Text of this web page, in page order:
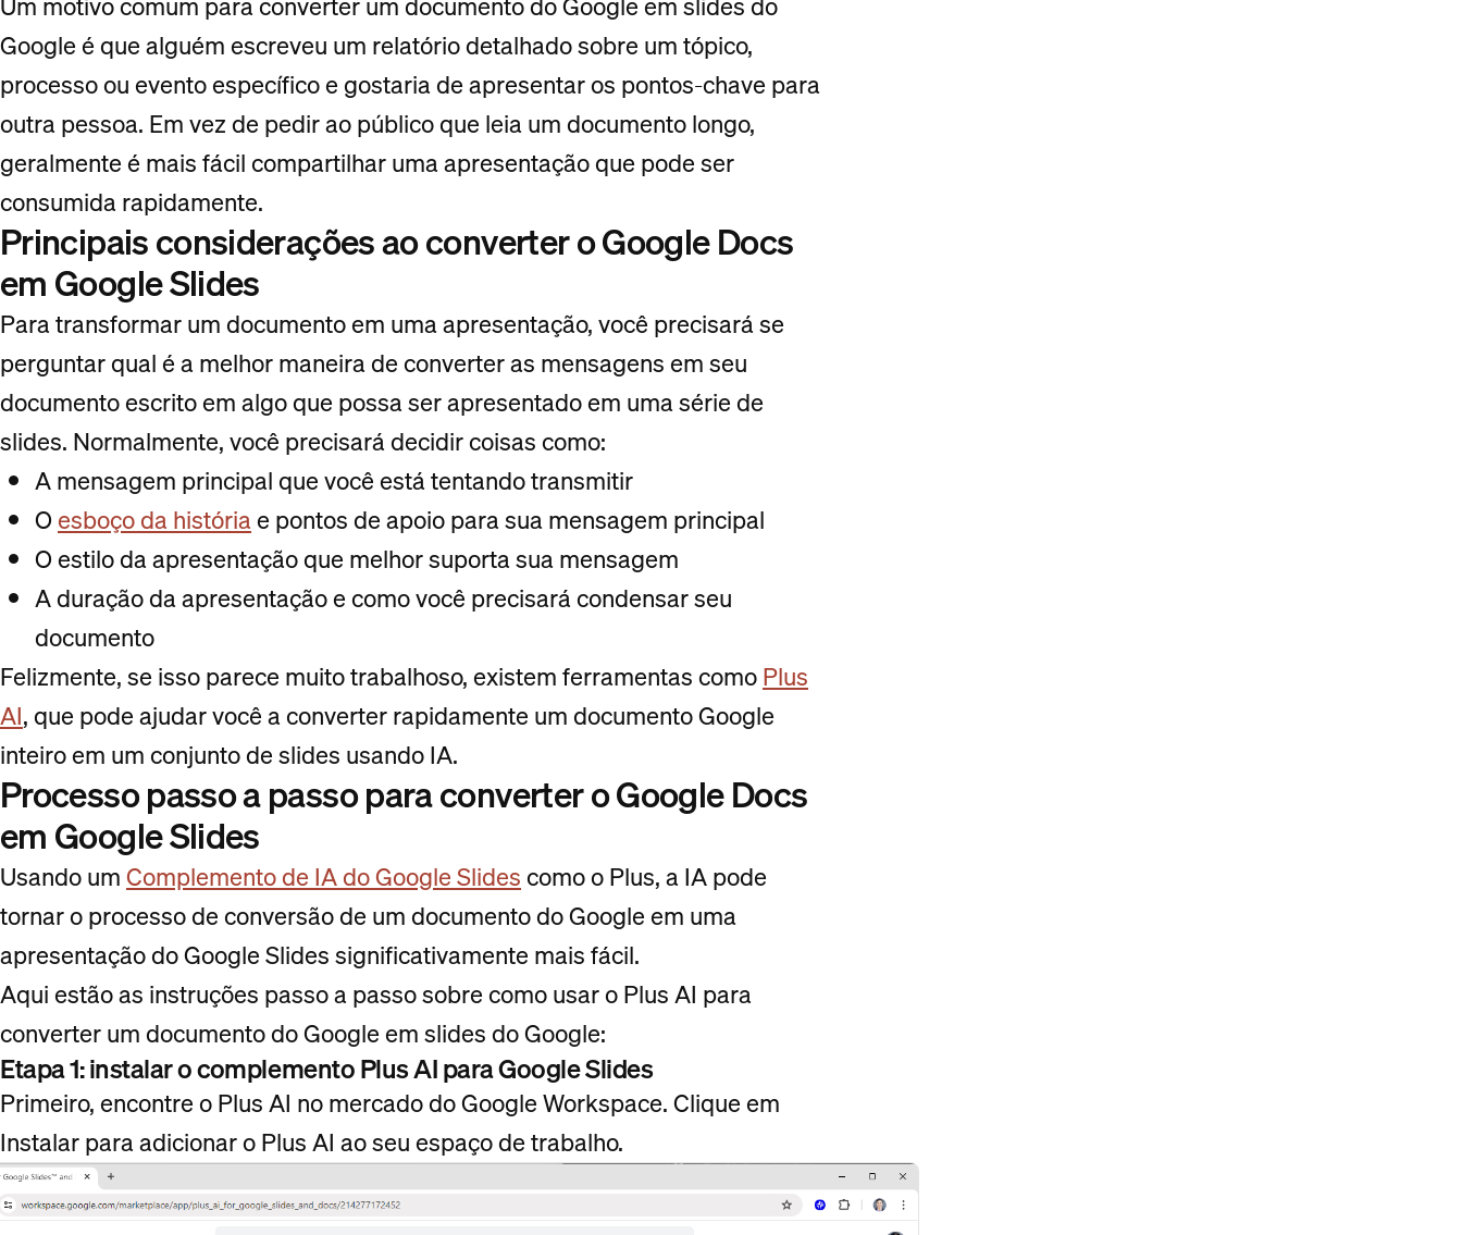
Google é que alguém escreveu um relatório detalhado sobre um tópico,
processo ou evento específico e gostaria de apresentar os pontos-chave para
outra pessoa. Em vez de pedir ao público que leia um documento longo,
geralmente é mais fácil compartilhar uma apresentação que pode ser
consumida rapidamente.
Principais considerações ao converter o Google Docs
em Google Slides
Para transformar um documento em uma apresentação, você precisará se
perguntar qual é a melhor maneira de converter as mensagens em seu
documento escrito em algo que possa ser apresentado em uma série de
slides. Normalmente, você precisará decidir coisas como:
A mensagem principal que você está tentando transmitir
O esboço da história e pontos de apoio para sua mensagem principal
O estilo da apresentação que melhor suporta sua mensagem
A duração da apresentação e como você precisará condensar seu
documento
Felizmente, se isso parece muito trabalhoso, existem ferramentas comoPlus
AI, que pode ajudar você a converter rapidamente um documento Google
inteiro em um conjunto de slides usando IA.
Processo passo a passo para converter o Google Docs
em Google Slides
Usando umComplemento de IA do Google Slides como o Plus, a IA pode
tornar o processo de conversão de um documento do Google em uma
apresentação do Google Slides significativamente mais fácil.
Aqui estão as instruções passo a passo sobre como usar o Plus AI para
converter um documento do Google em slides do Google:
Etapa 1: instalar o complemento Plus AI para Google Slides
Primeiro, encontre o Plus AI no mercado do Google Workspace. Clique em
Instalar para adicionar o Plus AI ao seu espaço de trabalho.